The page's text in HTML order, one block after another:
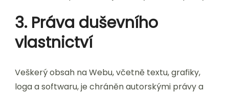
3. Práva duševního
vlastnictví
Veškerý obsah na Webu, včetně textu, grafiky,
loga a softwaru, je chráněn autorskými právy a